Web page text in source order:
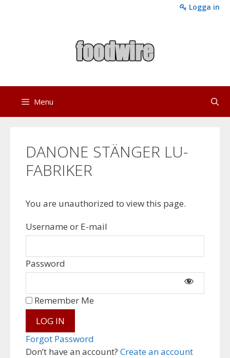
Logga in
Menu
DANONE STÄNGER LU-
FABRIKER
You are unauthorized to view this page.
Username or E-mail
Password
Don’t have an account? Create an account
Remember Me
Forgot Password